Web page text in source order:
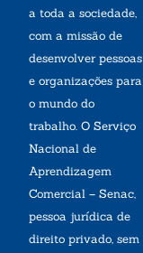
a toda a sociedade,
com a missão de
desenvolver pessoas
e organizações para
o mundo do
trabalho. O Serviço
Nacional de
Aprendizagem
Comercial – Senac,
pessoa jurídica de
direito privado, sem